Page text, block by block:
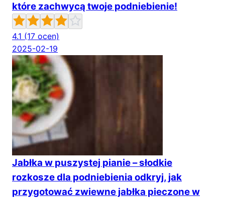
które zachwycą twoje podniebienie!
4.1 (17 ocen)
2025-02-19
Jabłka w puszystej pianie – słodkie
rozkosze dla podniebienia odkryj, jak
przygotować zwiewne jabłka pieczone w